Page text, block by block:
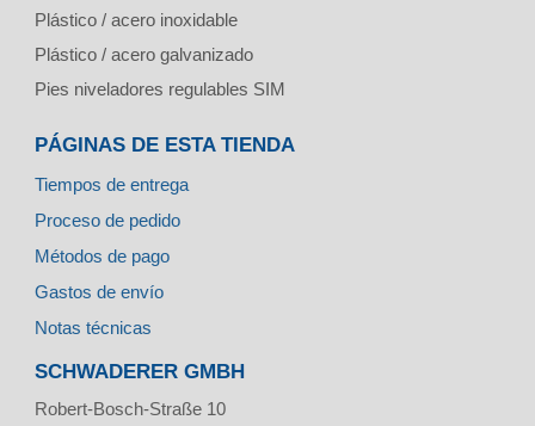
Plástico / acero inoxidable
Plástico / acero galvanizado
Pies niveladores regulables SIM
PÁGINAS DE ESTA TIENDA
Tiempos de entrega
Proceso de pedido
Métodos de pago
Gastos de envío
Notas técnicas
SCHWADERER GMBH
Robert-Bosch-Straße 10